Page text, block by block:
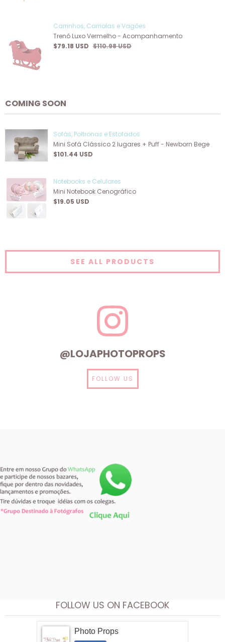
Carrinhos, Carriolas e Vagões
Trenó Luxo Vermelho - Acompanhamento
$79.18 USD $110.98 USD
COMING SOON
Sofás, Poltronas e Estofados
Mini Sofá Clássico 2 lugares + Puff - Newborn Bege
$101.44 USD
Notebooks e Celulares
Mini Notebook Cenográfico
$19.05 USD
SEE ALL PRODUCTS
@LOJAPHOTOPROPS
FOLLOW US
FOLLOW US ON FACEBOOK
Photo Props